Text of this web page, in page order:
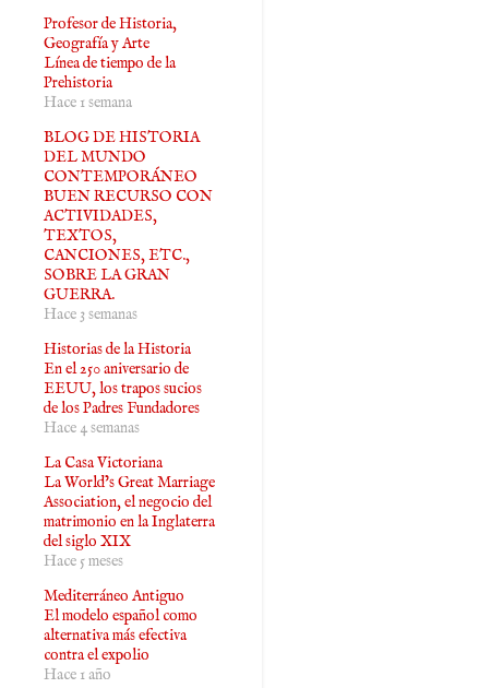
Profesor de Historia,
Geografía y Arte
Línea de tiempo de la
Prehistoria
Hace 1 semana
BLOG DE HISTORIA
DEL MUNDO
CONTEMPORÁNEO
BUEN RECURSO CON
ACTIVIDADES,
TEXTOS,
CANCIONES, ETC.,
SOBRE LA GRAN
GUERRA.
Hace 3 semanas
Historias de la Historia
En el 250 aniversario de
EEUU, los trapos sucios
de los Padres Fundadores
Hace 4 semanas
La Casa Victoriana
La World’s Great Marriage
Association, el negocio del
matrimonio en la Inglaterra
del siglo XIX
Hace 5 meses
Mediterráneo Antiguo
El modelo español como
alternativa más efectiva
contra el expolio
Hace 1 año